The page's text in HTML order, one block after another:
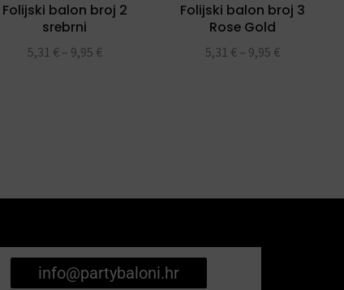
Folijski balon broj 2
srebrni
5,31 € – 9,95 €
Folijski balon broj 3
Rose Gold
5,31 € – 9,95 €
info@partybaloni.hr